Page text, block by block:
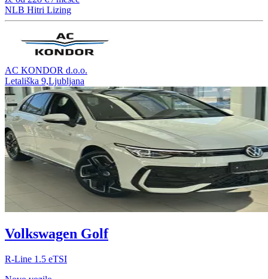
NLB Hitri Lizing
AC KONDOR d.o.o.
Letališka 9,Ljubljana
Volkswagen Golf
R-Line 1.5 eTSI